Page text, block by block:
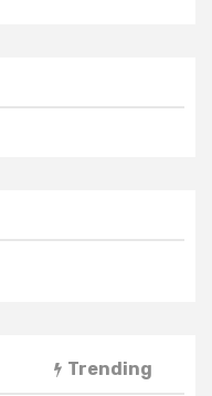
Trending